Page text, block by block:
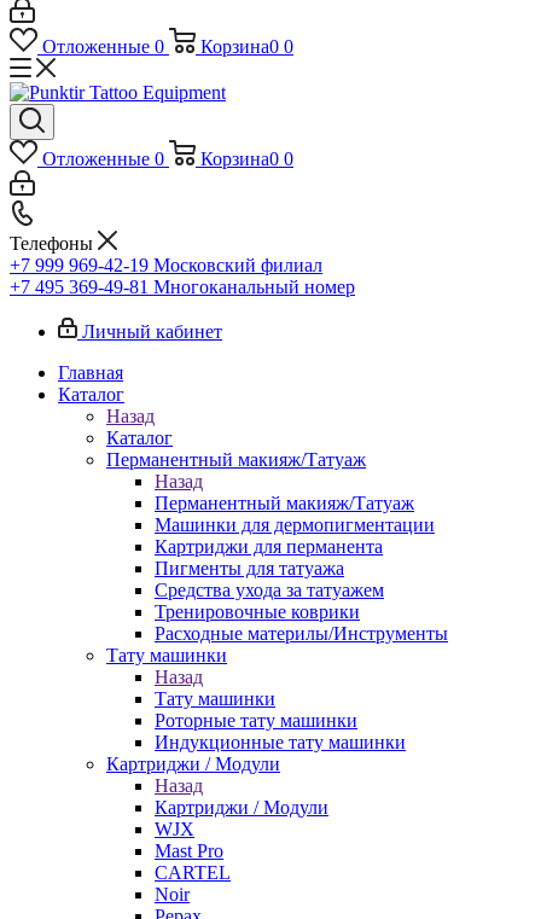
Отложенные 0 Корзина0 0
Отложенные 0 Корзина0 0
Телефоны
+7 999 969-42-19 Московский филиал
+7 495 369-49-81 Многоканальный номер
Личный кабинет
Главная
Каталог
Назад
Каталог
Перманентный макияж/Татуаж
Назад
Перманентный макияж/Татуаж
Машинки для дермопигментации
Картриджи для перманента
Пигменты для татуажа
Средства ухода за татуажем
Тренировочные коврики
Расходные материлы/Инструменты
Тату машинки
Назад
Тату машинки
Роторные тату машинки
Индукционные тату машинки
Картриджи / Модули
Назад
Картриджи / Модули
WJX
Mast Pro
CARTEL
Noir